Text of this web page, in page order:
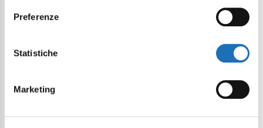
Preferenze
Statistiche
Marketing